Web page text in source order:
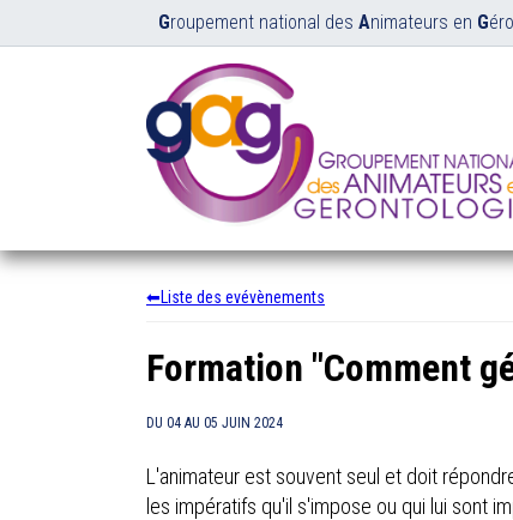
Groupement national des Animateurs en G
Liste des evévènements
Formation "Comment
DU 04 AU 05 JUIN 2024
L'animateur est souvent seul et doit
les impératifs qu'il s'impose ou qui lui sont